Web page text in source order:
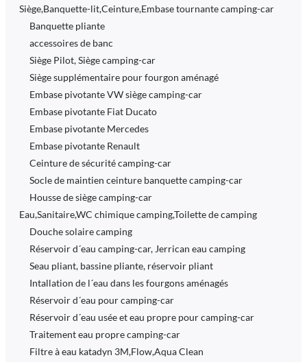
Siège,Banquette-lit,Ceinture,Embase tournante camping-car
Banquette pliante
accessoires de banc
Siège Pilot, Siège camping-car
Siège supplémentaire pour fourgon aménagé
Embase pivotante VW siège camping-car
Embase pivotante Fiat Ducato
Embase pivotante Mercedes
Embase pivotante Renault
Ceinture de sécurité camping-car
Socle de maintien ceinture banquette camping-car
Housse de siège camping-car
Eau,Sanitaire,WC chimique camping,Toilette de camping
Douche solaire camping
Réservoir d´eau camping-car, Jerrican eau camping
Seau pliant, bassine pliante, réservoir pliant
Intallation de l´eau dans les fourgons aménagés
Réservoir d´eau pour camping-car
Réservoir d´eau usée et eau propre pour camping-car
Traitement eau propre camping-car
Filtre à eau katadyn 3M,Flow,Aqua Clean